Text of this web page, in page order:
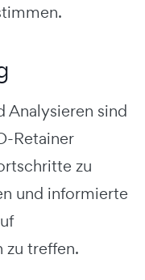
Analysieren sind
Retainer
zu
und informierte
zu treffen.